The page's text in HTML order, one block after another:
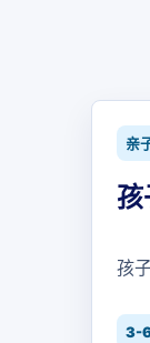
亲
孩
3-